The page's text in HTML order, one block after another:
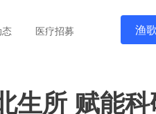
医疗招募 渔
生所 赋能